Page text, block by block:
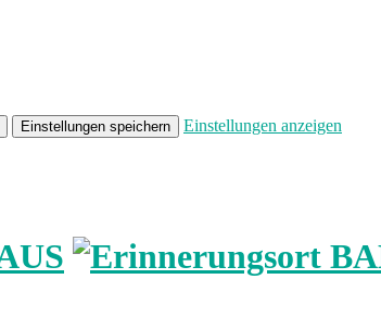
Einstellungen speichern Einstellungen anzeigen